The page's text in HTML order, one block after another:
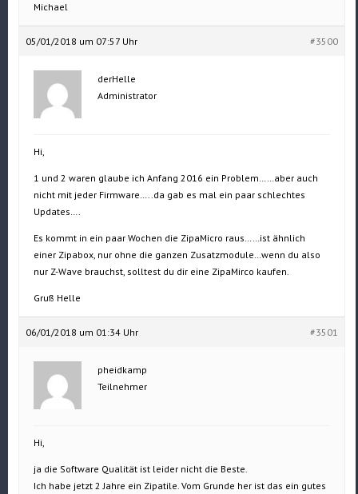
Michael
05/01/2018 um 07:57 Uhr #3500
derHelle
Administrator
Hi,
1 und 2 waren glaube ich Anfang 2016 ein Problem……aber auch
nicht mit jeder Firmware…..da gab es mal ein paar schlechtes
Updates….
Es kommt in ein paar Wochen die ZipaMicro raus……ist ähnlich
einer Zipabox, nur ohne die ganzen Zusatzmodule…wenn du also
nur Z-Wave brauchst, solltest du dir eine ZipaMirco kaufen.
Gruß Helle
06/01/2018 um 01:34 Uhr #3501
pheidkamp
Teilnehmer
Hi,
ja die Software Qualität ist leider nicht die Beste.
Ich habe jetzt 2 Jahre ein Zipatile. Vom Grunde her ist das ein gutes